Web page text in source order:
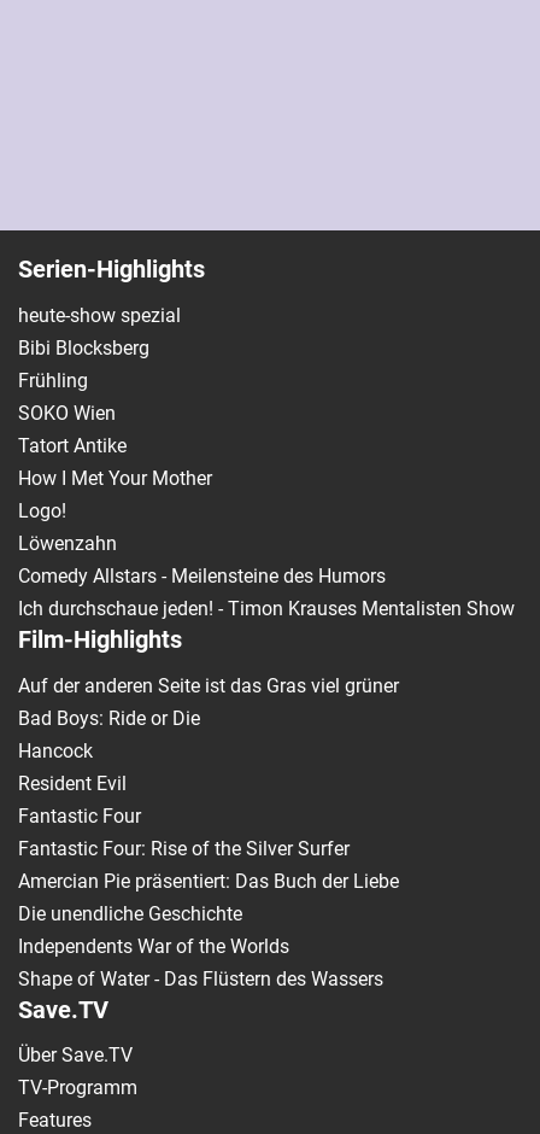
Serien-Highlights
heute-show spezial
Bibi Blocksberg
Frühling
SOKO Wien
Tatort Antike
How I Met Your Mother
Logo!
Löwenzahn
Comedy Allstars - Meilensteine des Humors
Ich durchschaue jeden! - Timon Krauses Mentalisten Show
Film-Highlights
Auf der anderen Seite ist das Gras viel grüner
Bad Boys: Ride or Die
Hancock
Resident Evil
Fantastic Four
Fantastic Four: Rise of the Silver Surfer
Amercian Pie präsentiert: Das Buch der Liebe
Die unendliche Geschichte
Independents War of the Worlds
Shape of Water - Das Flüstern des Wassers
Save.TV
Über Save.TV
TV-Programm
Features